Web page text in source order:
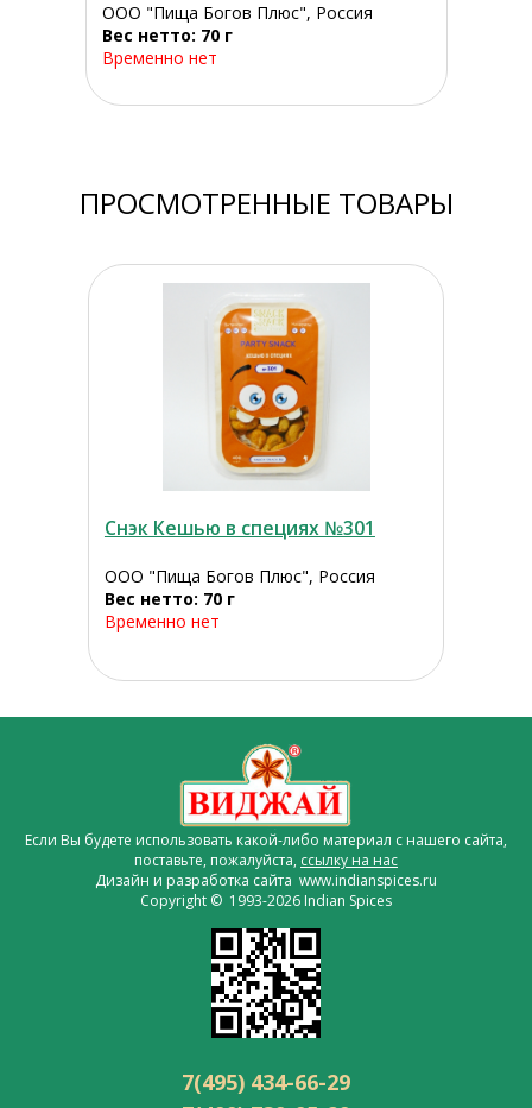
ООО "Пища Богов Плюс", Россия
Вес нетто: 70 г
Временно нет
ПРОСМОТРЕННЫЕ ТОВАРЫ
Снэк Кешью в специях №301
ООО "Пища Богов Плюс", Россия
Вес нетто: 70 г
Временно нет
Если Вы будете использовать какой-либо материал с нашего сайта,
поставьте, пожалуйста, ссылку на нас
Дизайн и разработка сайта www.indianspices.ru
Copyright © 1993-2026 Indian Spices
7(495) 434-66-29